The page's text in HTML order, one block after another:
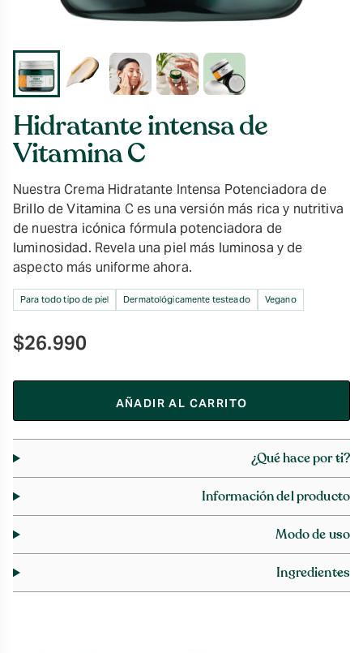
Hidratante intensa de
Vitamina C
Nuestra Crema Hidratante Intensa Potenciadora de
Brillo de Vitamina C es una versión más rica y nutritiva
de nuestra icónica fórmula potenciadora de
luminosidad. Revela una piel más luminosa y de
aspecto más uniforme ahora.
Para todo tipo de piel Dermatológicamente testeado Vegano
$26.990
AÑADIR AL CARRITO
¿Qué hace por ti?
Información del producto
Modo de uso
Ingredientes